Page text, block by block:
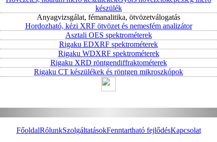
készülék
Anyagvizsgálat, fémanalitika, ötvözetválogatás
Hordozható, kézi XRF ötvözet és nemesfém analizátor
Asztali OES spektrométerek
Rigaku EDXRF spektrométerek
Rigaku WDXRF spektrométerek
Rigaku XRD röntgendiffraktométerek
Rigaku CT készülékek és röntgen mikroszkópok
FőoldalRólunkSzolgáltatásokFenntartható fejlődésKapcsolat